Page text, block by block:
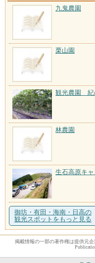
九鬼農園
栗山園
観光農園 紀
林農園
生石高原キ
御坊・有田・海南・日高の
観光スポットをもっと見る
掲載情報の一部の著作権は提供元企